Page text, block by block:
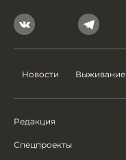
Новости Выживание
Редакция
Спецпроекты